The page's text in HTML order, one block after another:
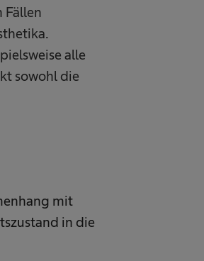
Fällen
alle
sowohl die
mit
in die